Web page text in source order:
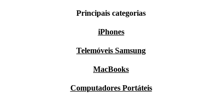
Principais categorias
iPhones
Telemóveis Samsung
MacBooks
Computadores Portáteis